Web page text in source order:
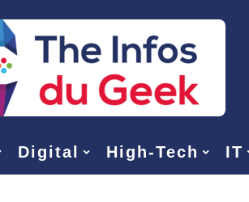
Digital High-Tech IT